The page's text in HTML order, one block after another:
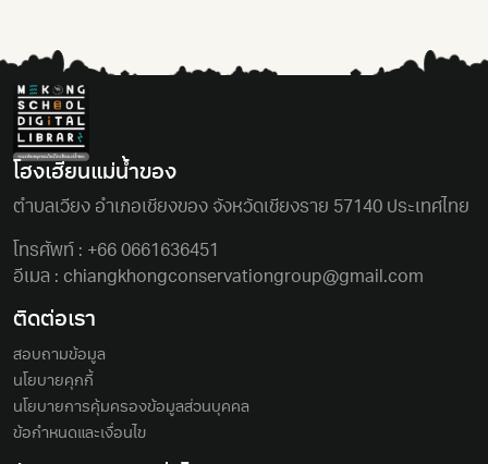
โฮงเฮียนแม่นํ้าของ
ตําบลเวียง อําเภอเชียงของ จังหวัดเชียงราย 57140 ประเทศไทย
โทรศัพท์ : +66 0661636451
อีเมล : chiangkhongconservationgroup@gmail.com
ติดต่อเรา
สอบถามข้อมูล
นโยบายคุกกี้
นโยบายการคุ้มครองข้อมูลส่วนบุคคล
ข้อกำหนดและเงื่อนไข